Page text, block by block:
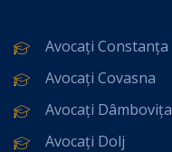
Avocați Constanța
Avocați Covasna
Avocați Dâmbovița
Avocați Dolj